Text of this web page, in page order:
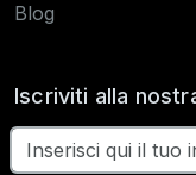
Blog
Iscriviti alla